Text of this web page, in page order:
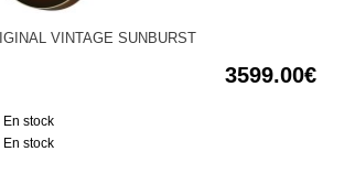
VINTAGE SUNBURST
3599.00
En stock
En stock